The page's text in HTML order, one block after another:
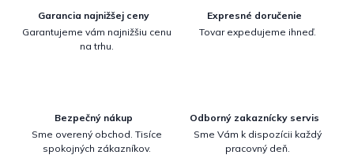
Garancia najnižšej ceny
Garantujeme vám najnižšiu cenu
na trhu.
Expresné doručenie
Tovar expedujeme ihneď.
Bezpečný nákup
Sme overený obchod. Tisíce
spokojných zákazníkov.
Odborný zakaznícky servis
Sme Vám k dispozícii každý
pracovný deň.